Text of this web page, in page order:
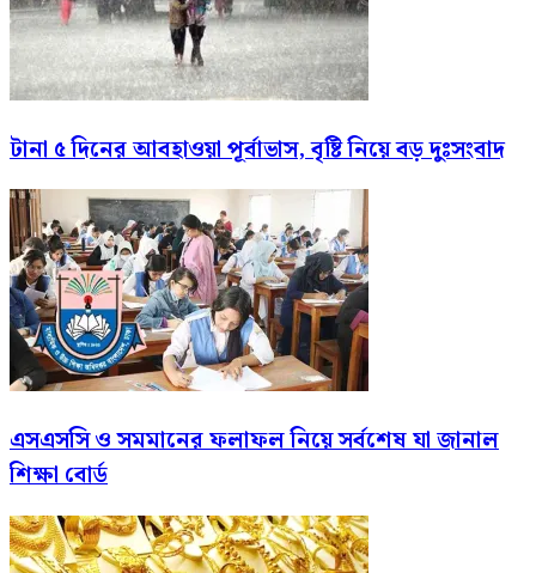
টানা ৫ দিনের আবহাওয়া পূর্বাভাস, বৃষ্টি নিয়ে বড় দুঃসংবাদ
এসএসসি ও সমমানের ফলাফল নিয়ে সর্বশেষ যা জানাল
শিক্ষা বোর্ড